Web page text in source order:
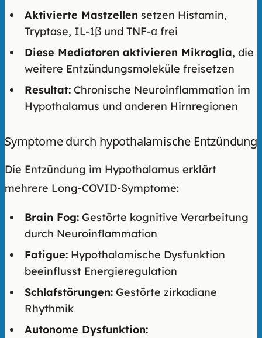
Aktivierte Mastzellen setzen Histamin,
Tryptase, IL-1β und TNF-α frei
Diese Mediatoren aktivieren Mikroglia, die
weitere Entzündungsmoleküle freisetzen
Resultat: Chronische Neuroinflammation im
Hypothalamus und anderen Hirnregionen
Symptome durch hypothalamische Entzündung
Die Entzündung im Hypothalamus erklärt
mehrere Long-COVID-Symptome:
Brain Fog: Gestörte kognitive Verarbeitung
durch Neuroinflammation
Fatigue: Hypothalamische Dysfunktion
beeinflusst Energieregulation
Schlafstörungen: Gestörte zirkadiane
Rhythmik
Autonome Dysfunktion: